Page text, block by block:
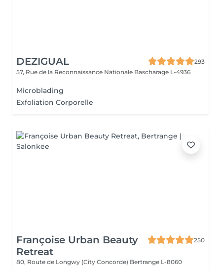
DEZIGUAL
293
57, Rue de la Reconnaissance Nationale Bascharage L-4936
Microblading
Exfoliation Corporelle
Françoise Urban Beauty
Retreat
250
80, Route de Longwy (City Concorde) Bertrange L-8060